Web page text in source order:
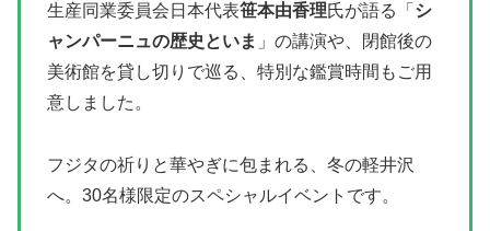
生産同業委員会日本代表笹本由香理氏が語る「 シ
ャンパーニュの歴史といま 」の講演や、閉館後の
美術館を貸し切りで巡る、特別な鑑賞時間もご用
意しました。
フジタの祈りと華やぎに包まれる、冬の軽井沢
へ。30名様限定のスペシャルイベントです。